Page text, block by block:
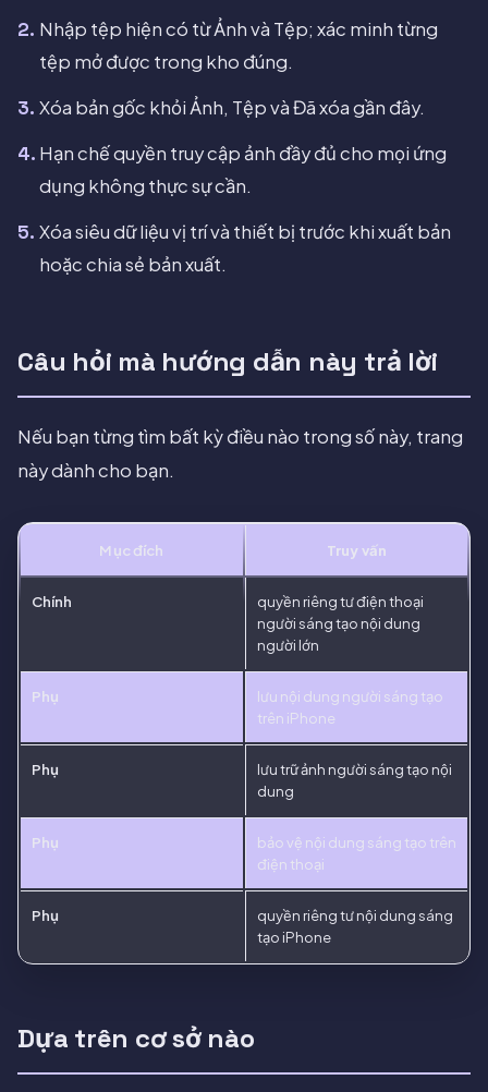
Nhập tệp hiện có từ Ảnh và Tệp; xác minh từng
tệp mở được trong kho đúng.
Xóa bản gốc khỏi Ảnh, Tệp và Đã xóa gần đây.
Hạn chế quyền truy cập ảnh đầy đủ cho mọi ứng
dụng không thực sự cần.
Xóa siêu dữ liệu vị trí và thiết bị trước khi xuất bản
hoặc chia sẻ bản xuất.
Câu hỏi mà hướng dẫn này trả lời
Nếu bạn từng tìm bất kỳ điều nào trong số này, trang
này dành cho bạn.
Mục đích Truy vấn
Chính
quyền riêng tư điện thoại
người sáng tạo nội dung
người lớn
Phụ
lưu nội dung người sáng tạo
trên iPhone
Phụ
lưu trữ ảnh người sáng tạo nội
dung
Phụ
bảo vệ nội dung sáng tạo trên
điện thoại
Phụ
quyền riêng tư nội dung sáng
tạo iPhone
Dựa trên cơ sở nào